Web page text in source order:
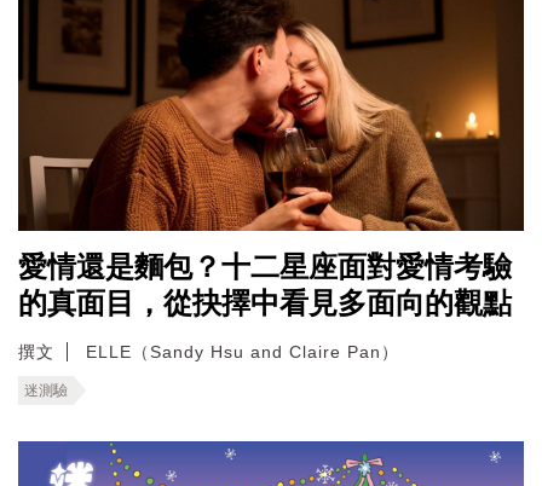
愛情還是麵包？十二星座面對愛情考驗
的真面目，從抉擇中看見多面向的觀點
撰文 ELLE（Sandy Hsu and Claire Pan）
迷測驗